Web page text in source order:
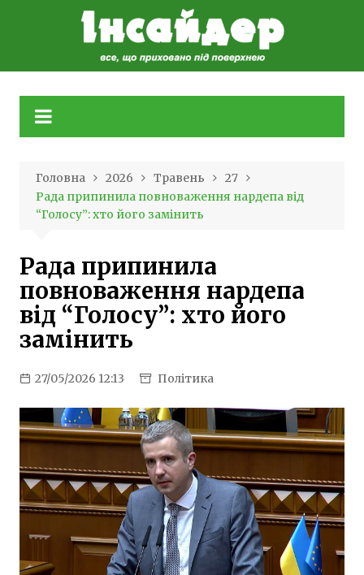
Головна 2026 Травень
27
Рада припинила повноваження нардепа від
“Голосу”: хто його замінить
Рада припинила
повноваження нардепа
від “Голосу”: хто його
замінить
27/05/2026 12:13 Політика